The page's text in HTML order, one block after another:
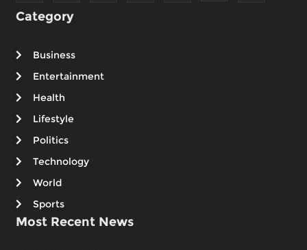
Category
Business
Entertainment
Health
Lifestyle
Politics
Technology
World
Sports
Most Recent News